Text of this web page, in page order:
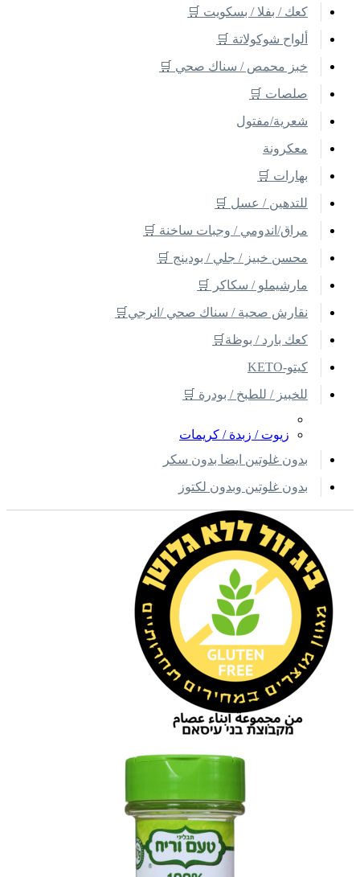
كعك / بفلا / بسكويت 🛒
ألواح شوكولاتة 🛒
خبز محمص / سناك صحي 🛒
صلصات 🛒
شعرية/مفتول
معكرونة
بهارات 🛒
للتدهين / عسل 🛒
مراق/اندومي / وجبات ساخنة 🛒
محسن خبيز / جلي / بودينج 🛒
مارشيملو / سكاكر 🛒
نقارش صحية / سناك صحي /انرجي🛒
كعك بارد / بوظة🛒
كيتو-KETO
للخبيز / للطبخ / بودرة 🛒
زيوت / زبدة / كريمات
بدون غلوتين ايضا بدون سكر
بدون غلوتين وبدون لكتوز